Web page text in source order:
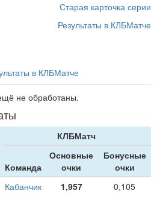
Старая карточка серии
Результаты в КЛБМатче
в КЛБМатче
не обработаны.
КЛБМатч
Команда
Основные
очки
Бонусные
очки
Кабанчик 1,957 0,105